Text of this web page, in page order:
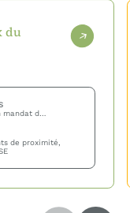
du
Exercer un mandat de représentant du personnel ou une fonction syndicale en entreprise — aucune connaissance préalable du handicap n'est nécessaire.
de proximité,